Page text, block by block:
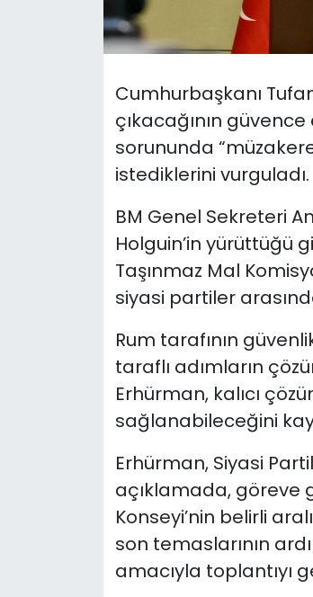
Cumhurbaşkanı
çıkacağının güvence
sorununda
istediklerini vurguladı.
BM Genel Sekreteri
Holguin’in yürüttüğü
Taşınmaz Mal
siyasi partiler
Rum tarafının
taraflı adımların
Erhürman, kalıcı
sağlanabileceğini
Erhürman, Siyasi
açıklamada, göreve
Konseyi’nin belirli
son temaslarının
amacıyla toplantıyı
SAĞLIK
Teknoloji
Video Galeri